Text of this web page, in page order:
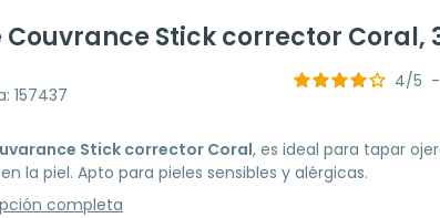
Couvrance Stick corrector Coral,
157437
4/5 -
Stick corrector Coral, es ideal para tapar
la piel. Apto para pieles sensibles y alérgicas.
completa